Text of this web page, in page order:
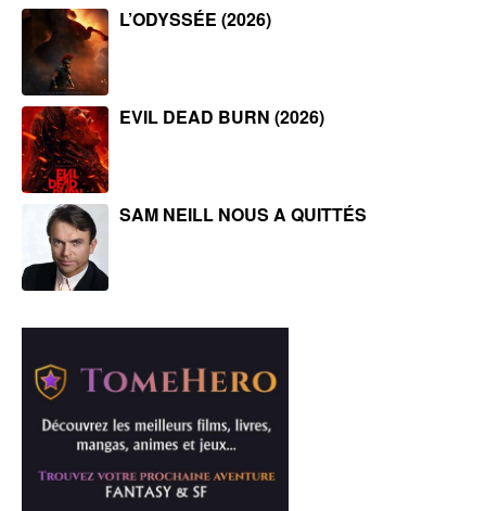
L’ODYSSÉE (2026)
EVIL DEAD BURN (2026)
SAM NEILL NOUS A QUITTÉS